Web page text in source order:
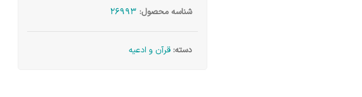
شناسه محصول: 26993
دسته: قرآن و ادعیه